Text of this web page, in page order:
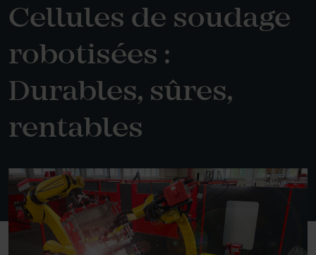
Cellules de soudage
robotisées :
Durables, sûres,
rentables